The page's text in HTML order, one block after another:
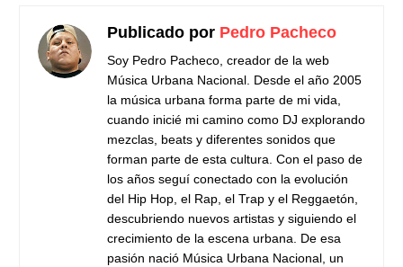
Publicado por Pedro Pacheco
Soy Pedro Pacheco, creador de la web
Música Urbana Nacional. Desde el año 2005
la música urbana forma parte de mi vida,
cuando inicié mi camino como DJ explorando
mezclas, beats y diferentes sonidos que
forman parte de esta cultura. Con el paso de
los años seguí conectado con la evolución
del Hip Hop, el Rap, el Trap y el Reggaetón,
descubriendo nuevos artistas y siguiendo el
crecimiento de la escena urbana. De esa
pasión nació Música Urbana Nacional, un